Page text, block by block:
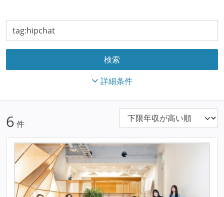
詳細条件
6 件